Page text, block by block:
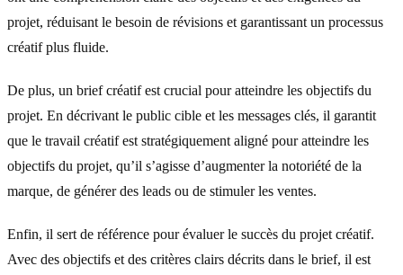
projet, réduisant le besoin de révisions et garantissant un processus
créatif plus fluide.
De plus, un brief créatif est crucial pour atteindre les objectifs du
projet. En décrivant le public cible et les messages clés, il garantit
que le travail créatif est stratégiquement aligné pour atteindre les
objectifs du projet, qu’il s’agisse d’augmenter la notoriété de la
marque, de générer des leads ou de stimuler les ventes.
Enfin, il sert de référence pour évaluer le succès du projet créatif.
Avec des objectifs et des critères clairs décrits dans le brief, il est